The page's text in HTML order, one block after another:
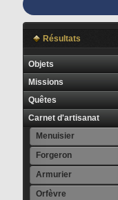
Résultats
Objets
Missions
Quêtes
Carnet d'artisanat
Menuisier
Forgeron
Armurier
Orfèvre